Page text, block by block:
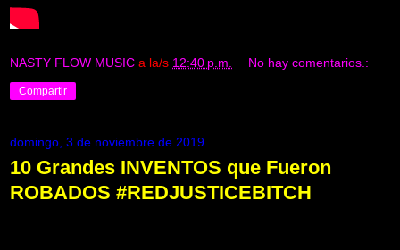
NASTY FLOW MUSIC a la/s 12:40 p.m. No hay comentarios.:
Compartir
domingo, 3 de noviembre de 2019
10 Grandes INVENTOS que Fueron
ROBADOS #REDJUSTICEBITCH